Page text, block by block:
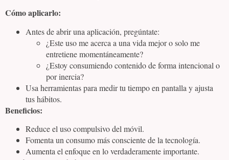
Cómo aplicarlo:
Antes de abrir una aplicación, pregúntate:
¿Este uso me acerca a una vida mejor o solo me
entretiene momentáneamente?
¿Estoy consumiendo contenido de forma intencional o
por inercia?
Usa herramientas para medir tu tiempo en pantalla y ajusta
tus hábitos.
Beneficios:
Reduce el uso compulsivo del móvil.
Fomenta un consumo más consciente de la tecnología.
Aumenta el enfoque en lo verdaderamente importante.